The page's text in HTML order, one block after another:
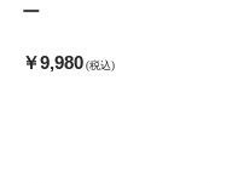
ー
￥9,980 (税込)